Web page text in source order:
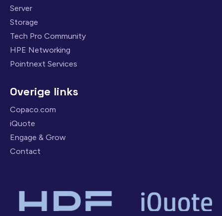
Server
Storage
Tech Pro Community
HPE Networking
Pointnext Services
Overige links
Copaco.com
iQuote
Engage & Grow
Contact